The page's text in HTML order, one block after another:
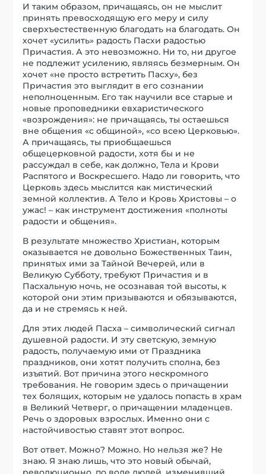
И таким образом, причащаясь, он не мыслит
принять превосходящую его меру и силу
сверхъестественную благодать на благодать. Он
хочет «усилить» радость Пасхи радостью
Причастия. А это невозможно. Ни то, ни другое
не подлежит усилению, являясь безмерным. Он
хочет «не просто встретить Пасху», без
Причастия это выглядит в его сознании
неполноценным. Его так научили все старые и
новые проповедники евхаристического
«возрождения»: не причащаясь, ты остаешься
вне общения «с общиной», «со всею Церковью».
А причащаясь, ты приобщаешься
общецерковной радости, хотя бы и не
рассуждал в себе, как должно, Тела и Крови
Распятого и Воскресшего. Надо ли говорить, что
Церковь здесь мыслится как мистический
земной коллектив. А Тело и Кровь Христовы – о
ужас! – как инструмент достижения «полноты
радости и общения».
В результате множество Христиан, которым
оказывается не довольно Божественных Таин,
принятых ими за Тайной Вечерей, или в
Великую Субботу, требуют Причастия и в
Пасхальную ночь, не осознавая той высоты, к
которой они этим призываются и обязываются,
да и не стремясь к ней.
Для этих людей Пасха – символический сигнал
душевной радости. И эту светскую, земную
радость, получаемую ими от Праздника
праздников, они хотят получить сполна, без
изъятий. Вот причина этого нескромного
требования. Не говорим здесь о причащении
тех болящих, которым не удалось попасть в храм
в Великий Четверг, о причащении младенцев.
Речь о здоровых взрослых. Именно они с
настойчивостью ставят этот вопрос.
Вот ответ. Можно? Можно. Но нельзя же? Не
знаю. Я знаю лишь, что это новый обычай,